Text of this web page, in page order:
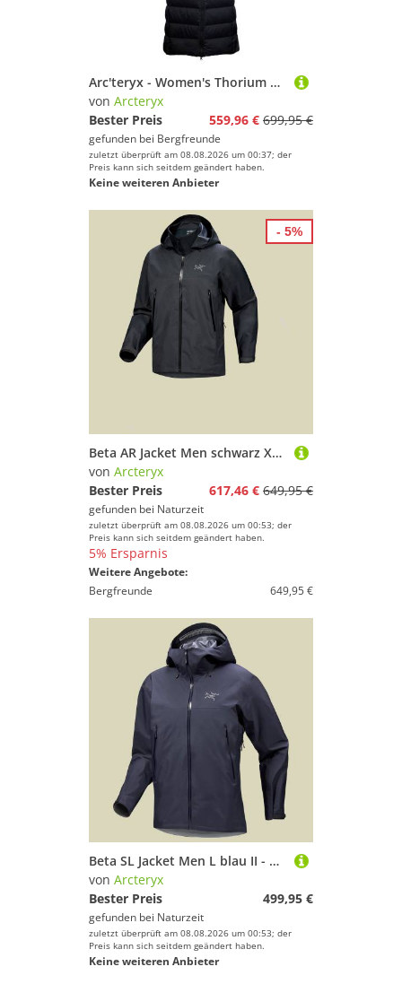
Arc'teryx - Women's Thorium Xlong Parka - Parka Gr XS schwarz
von Arcteryx
Bester Preis
559,96 € 699,95 €
gefunden bei Bergfreunde
zuletzt überprüft am 08.08.2026 um 00:37; der
Preis kann sich seitdem geändert haben.
Keine weiteren Anbieter
Beta AR Jacket Men schwarz XL- black
von Arcteryx
Bester Preis
617,46 € 649,95 €
gefunden bei Naturzeit
zuletzt überprüft am 08.08.2026 um 00:53; der
Preis kann sich seitdem geändert haben.
5% Ersparnis
Weitere Angebote:
Bergfreunde
649,95 €
- 5%
Beta SL Jacket Men L blau II - black sapphire
von Arcteryx
Bester Preis
499,95 €
gefunden bei Naturzeit
zuletzt überprüft am 08.08.2026 um 00:53; der
Preis kann sich seitdem geändert haben.
Keine weiteren Anbieter